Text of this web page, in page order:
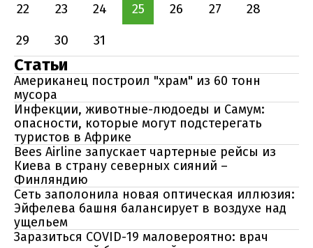
22
23 24 25 26 27
28
29
30 31
Статьи
Американец построил "храм" из 60 тонн
мусора
Инфекции, животные-людоеды и Самум:
опасности, которые могут подстерегать
туристов в Африке
Bees Airline запускает чартерные рейсы из
Киева в страну северных сияний –
Финляндию
Сеть заполонила новая оптическая иллюзия:
Эйфелева башня балансирует в воздухе над
ущельем
Заразиться COVID-19 маловероятно: врач